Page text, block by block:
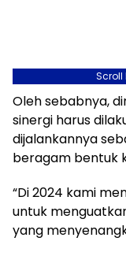
Scroll
Oleh sebabnya,
sinergi harus
dijalankannya
beragam bentuk
“Di 2024 kami
untuk
yang